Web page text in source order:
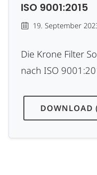
ISO 9001:2015
19. September
Die Krone Filter
nach ISO
DOWNLOAD